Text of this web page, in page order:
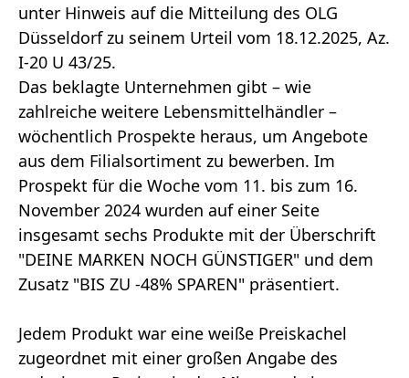
unter Hinweis auf die Mitteilung des OLG
Düsseldorf zu seinem Urteil vom 18.12.2025, Az.
I-20 U 43/25.
Das beklagte Unternehmen gibt – wie
zahlreiche weitere Lebensmittelhändler –
wöchentlich Prospekte heraus, um Angebote
aus dem Filialsortiment zu bewerben. Im
Prospekt für die Woche vom 11. bis zum 16.
November 2024 wurden auf einer Seite
insgesamt sechs Produkte mit der Überschrift
"DEINE MARKEN NOCH GÜNSTIGER" und dem
Zusatz "BIS ZU -48% SPAREN" präsentiert.
Jedem Produkt war eine weiße Preiskachel
zugeordnet mit einer großen Angabe des